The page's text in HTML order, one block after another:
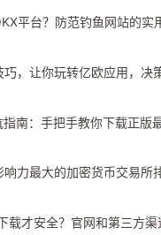
平台？防范钓鱼网站的实
，让你玩转亿欧应用，决
指南：手把手教你下载正版
力最大的加密货币交易所
载才安全？官网和第三方渠